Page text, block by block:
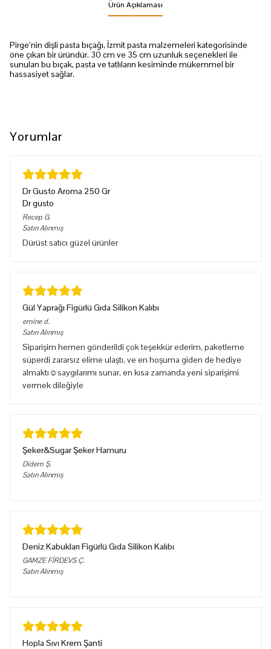
Ürün Açıklaması
Pirge’nin dişli pasta bıçağı, İzmit pasta malzemeleri kategorisinde
öne çıkan bir üründür. 30 cm ve 35 cm uzunluk seçenekleri ile
sunulan bu bıçak, pasta ve tatlıların kesiminde mükemmel bir
hassasiyet sağlar.
Yorumlar
Dr Gusto Aroma 250 Gr
Dr gusto
Recep G.
Satın Alınmış
Dürüst satıcı güzel ürünler
Gül Yaprağı Figürlü Gıda Silikon Kalıbı
emine d.
Satın Alınmış
Siparişim hemen gönderildi çok teşekkür ederim, paketleme
süperdi zararsız elime ulaştı, ve en hoşuma giden de hediye
almaktı☺️saygılarımı sunar, en kısa zamanda yeni siparişimi
vermek dileğiyle
Şeker&Sugar Şeker Hamuru
Didem Ş.
Satın Alınmış
Deniz Kabukları Figürlü Gıda Silikon Kalıbı
GAMZE FİRDEVS Ç.
Satın Alınmış
Hopla Sıvı Krem Şanti